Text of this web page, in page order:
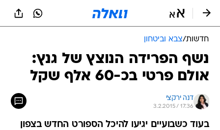
חדשות/צבא וביטחון
נשף הפרידה הנוצץ של גנץ:
אולם פרטי בכ-60 אלף שקל
דנה ירקצי
3.2.2015 / 17:36
בעוד כשבועיים יגיעו להיכל הספורט החדש בצפון